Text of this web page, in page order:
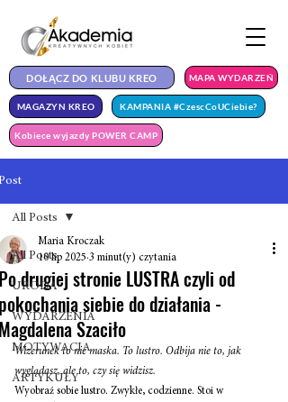
DOŁĄCZ DO KLUBU KREO
MAGAZYN KREO KAMPANIA #CzescCoUCiebie?
Kobiece wyjazdy POWER CAMP
MAPA WYDARZEŃ
All Posts
URODA
WYDARZENIA
MOTYWACJA
ARTYKUŁY
All Posts
drugiej stronie LUSTRA czyli od
siebie do działania -
Szaciło
Maria Kroczak
10 lip 2025 3 minut(y) czytania
Wizerunek to nie maska. To lustro. Odbija nie to, jak
wyglądasz, ale to, czy się widzisz.
Wyobraź sobie lustro. Zwykłe, codzienne. Stoi w